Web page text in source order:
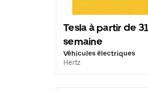
Tesla à partir de
semaine
Véhicules électriques
Hertz